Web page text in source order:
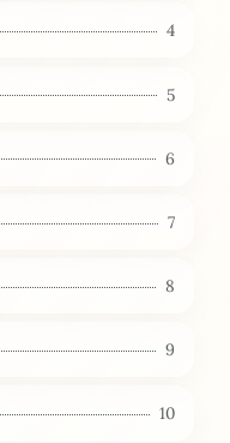
4
5
6
7
8
9
10